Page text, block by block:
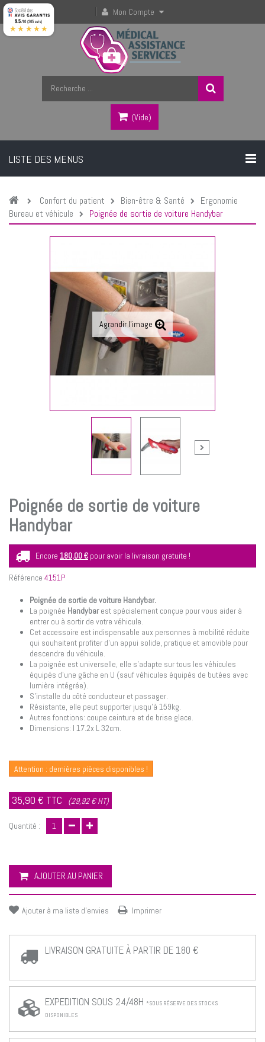
Mon Compte
(vide)
LISTE DES MENUS
Confort du patient Bien-être & Santé
Ergonomie
Bureau et véhicule
Poignée de sortie de voiture Handybar
Agrandir l'image
Poignée de sortie de voiture
Handybar
Encore 180,00 € pour avoir la livraison gratuite !
Référence 4151P
Poignée de sortie de voiture Handybar.
La poignée Handybarest spécialement conçue pour vous aider à
entrer ou à sortir de votre véhicule.
Cet accessoire est indispensable aux personnes à mobilité réduite
qui souhaitent profiter d'un appui solide, pratique et amovible pour
descendre du véhicule.
La poignée est universelle, elle s'adapte sur tous les véhicules
équipés d'une gâche en U (sauf véhicules équipés de butées avec
lumière intégrée).
S'installe du côté conducteur et passager.
Résistante, elle peut supporter jusqu'à 159kg.
Autres fonctions: coupe ceinture et de brise glace.
Dimensions: l 17.2x L 32cm.
Attention : dernières pièces disponibles !
35,90 € TTC (29,92 € HT)
Quantité :
AJOUTER AU PANIER
Ajouter à ma liste d'envies Imprimer
LIVRAISON GRATUITE À PARTIR DE 180 €
EXPEDITION SOUS 24/48H *SOUS RÉSERVE DES STOCKS
DISPONIBLES
9.5/10 (365 avis)
★★★★★